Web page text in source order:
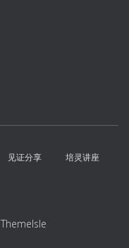
见证分享 培灵讲座
ThemeIsle